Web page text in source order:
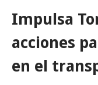
Impulsa
acciones
en el